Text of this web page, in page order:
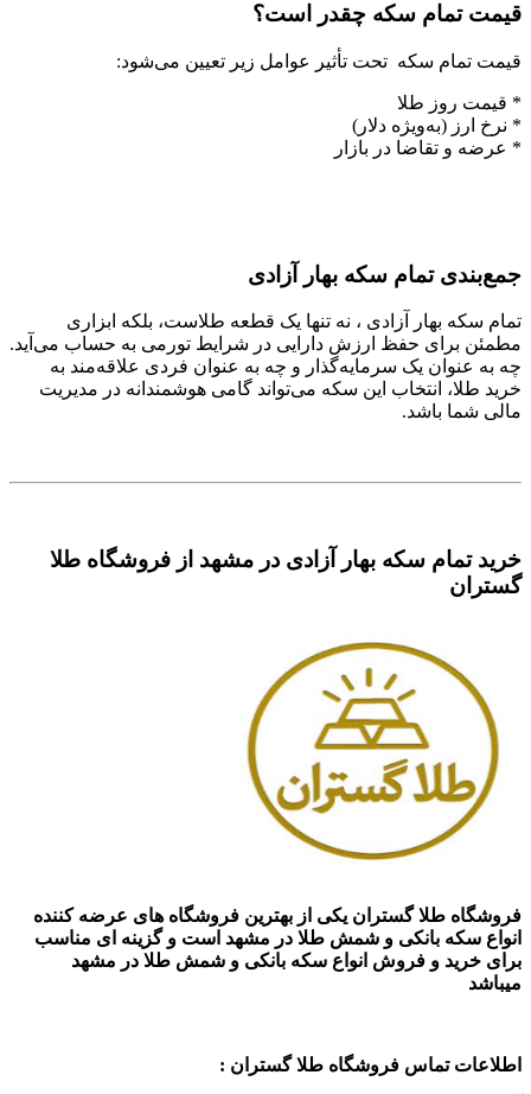
قیمت تمام سکه چقدر است؟
قیمت تمام سکه تحت تأثیر عوامل زیر تعیین می‌شود:
* قیمت روز طلا
* نرخ ارز (به‌ویژه دلار)
* عرضه و تقاضا در بازار
جمع‌بندی تمام سکه بهار آزادی
تمام سکه بهار آزادی ، نه تنها یک قطعه طلاست، بلکه ابزاری
مطمئن برای حفظ ارزش دارایی در شرایط تورمی به حساب می‌آید.
چه به عنوان یک سرمایه‌گذار و چه به عنوان فردی علاقه‌مند به
خرید طلا، انتخاب این سکه می‌تواند گامی هوشمندانه در مدیریت
مالی شما باشد.
خریدتمام سکه بهار آزادی در مشهد از فروشگاه طلا
گستران
فروشگاه طلا گستران یکی از بهترین فروشگاه های عرضه کننده
انواع سکه بانکی و شمش طلا در مشهد است و گزینه ای مناسب
برای خرید و فروش انواع سکه بانکی و شمش طلا در مشهد
میباشد
اطلاعات تماس فروشگاه طلا گستران :